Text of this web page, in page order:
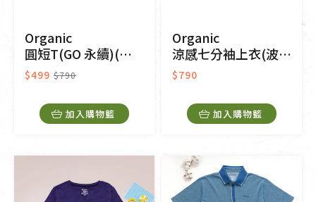
Organic
圓短T(GO 永續)(黑色)
$499 $790
加入購物籃
Organic
涼感七分袖上衣(波浪紋)(粉紫)
$790
加入購物籃